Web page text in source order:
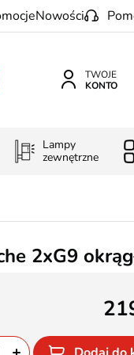
Nowości
TWOJE
KONTO
Lampy
zewnętrzne
2xG9